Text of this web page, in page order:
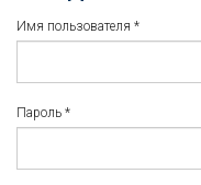
Имя пользователя *
Пароль *